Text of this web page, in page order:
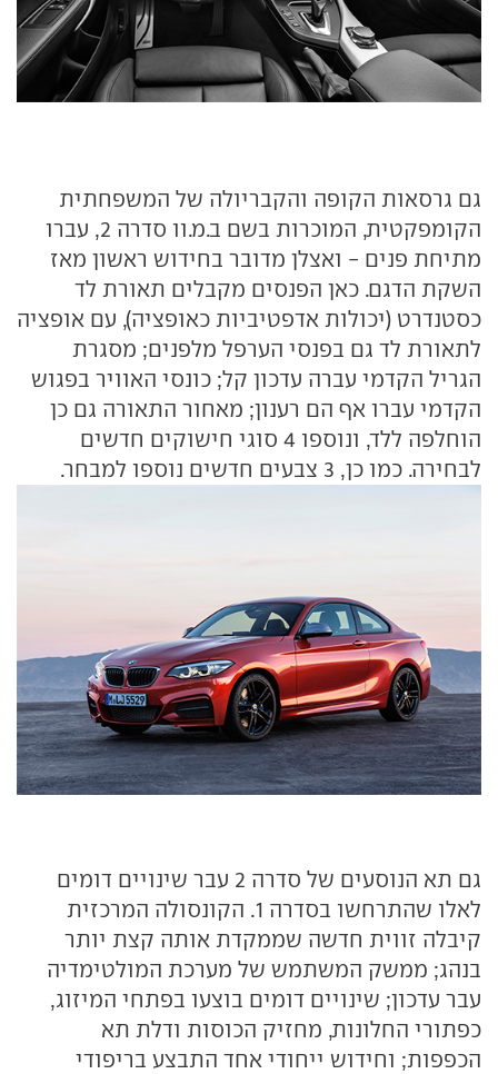
גם גרסאות הקופה והקבריולה של המשפחתית
הקומפקטית, המוכרות בשם ב.מ.וו סדרה 2, עברו
מתיחת פנים - ואצלן מדובר בחידוש ראשון מאז
השקת הדגם. כאן הפנסים מקבלים תאורת לד
כסטנדרט (יכולות אדפטיביות כאופציה), עם אופציה
לתאורת לד גם בפנסי הערפל מלפנים; מסגרת
הגריל הקדמי עברה עדכון קל; כונסי האוויר בפגוש
הקדמי עברו אף הם רענון; מאחור התאורה גם כן
הוחלפה ללד, ונוספו 4 סוגי חישוקים חדשים
לבחירה. כמו כן, 3 צבעים חדשים נוספו למבחר.
גם תא הנוסעים של סדרה 2 עבר שינויים דומים
לאלו שהתרחשו בסדרה 1. הקונסולה המרכזית
קיבלה זווית חדשה שממקדת אותה קצת יותר
בנהג; ממשק המשתמש של מערכת המולטימדיה
עבר עדכון; שינויים דומים בוצעו בפתחי המיזוג,
כפתורי החלונות, מחזיק הכוסות ודלת תא
הכפפות; וחידוש ייחודי אחד התבצע בריפודי